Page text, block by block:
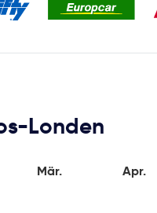
Londen
Mär. Apr.